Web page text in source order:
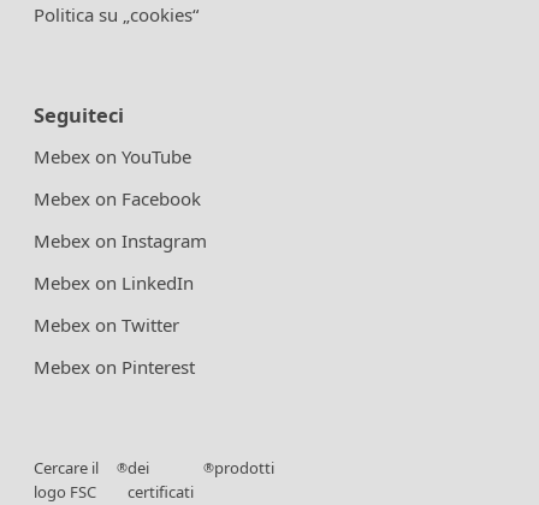
Politica su „cookies“
Seguiteci
Mebex on YouTube
Mebex on Facebook
Mebex on Instagram
Mebex on LinkedIn
Mebex on Twitter
Mebex on Pinterest
Cercare il
logo FSC
®dei
certificati
®prodotti